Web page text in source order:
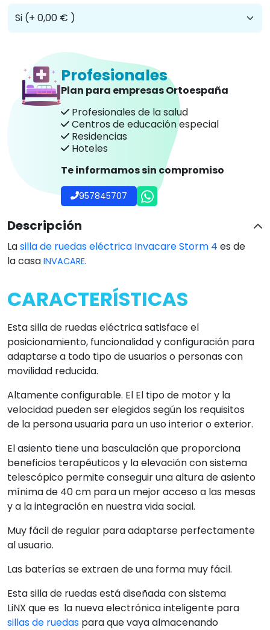
Profesionales
Plan para empresas Ortoespaña
Profesionales de la salud
Centros de educación especial
Residencias
Hoteles
Te informamos sin compromiso
957845707
Descripción
Lasilla de ruedas eléctrica Invacare Storm 4 es de
la casa INVACARE.
CARACTERÍSTICAS
Esta silla de ruedas eléctrica satisface el
posicionamiento, funcionalidad y configuración para
adaptarse a todo tipo de usuarios o personas con
movilidad reducida.
Altamente configurable. El El tipo de motor y la
velocidad pueden ser elegidos según los requisitos
de la persona usuaria para un uso interior o exterior.
El asiento tiene una basculación que proporciona
beneficios terapéuticos y la elevación con sistema
telescópico permite conseguir una altura de asiento
mínima de 40 cm para un mejor acceso a las mesas
y a la integración en nuestra vida social.
Muy fácil de regular para adaptarse perfectamente
al usuario.
Las baterías se extraen de una forma muy fácil.
Esta silla de ruedas está diseñada con sistema
LiNX que es la nueva electrónica inteligente para
sillas de ruedas para que vaya almacenando